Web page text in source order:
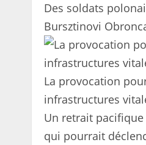
Des soldats
Bursztinovi
La provocation
infrastructures
Un retrait
qui pourrait